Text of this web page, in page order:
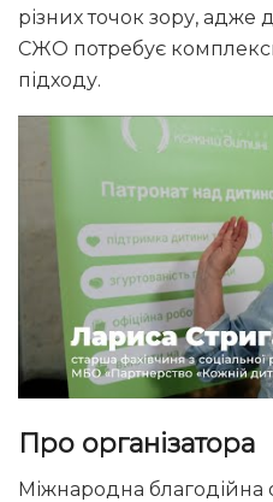
різних точок зору,
СЖО потребує
підходу.
Про організатора
Міжнародна благодійна